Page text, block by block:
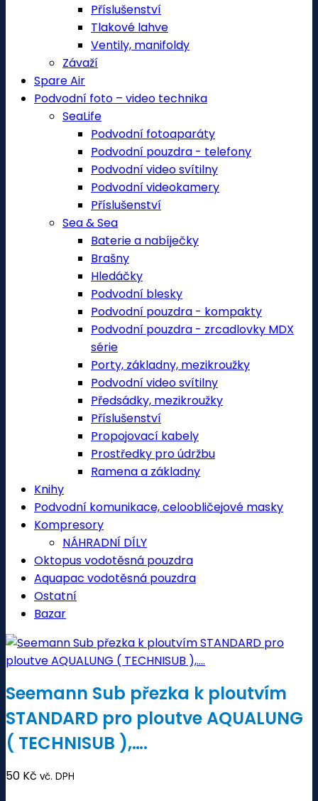
Příslušenství
Tlakové lahve
Ventily, manifoldy
Závaží
Spare Air
Podvodní foto – video technika
SeaLife
Podvodní fotoaparáty
Podvodní pouzdra - telefony
Podvodní video svítilny
Podvodní videokamery
Příslušenství
Sea & Sea
Baterie a nabíječky
Brašny
Hledáčky
Podvodní blesky
Podvodní pouzdra - kompakty
Podvodní pouzdra - zrcadlovky MDX
série
Porty, základny, mezikroužky
Podvodní video svítilny
Předsádky, mezikroužky
Příslušenství
Propojovací kabely
Prostředky pro údržbu
Ramena a základny
Knihy
Podvodní komunikace, celoobličejové masky
Kompresory
NÁHRADNÍ DÍLY
Oktopus vodotěsná pouzdra
Aquapac vodotěsná pouzdra
Ostatní
Bazar
Seemann Sub přezka k ploutvím
STANDARD pro ploutve AQUALUNG
( TECHNISUB ),….
50 Kč vč. DPH